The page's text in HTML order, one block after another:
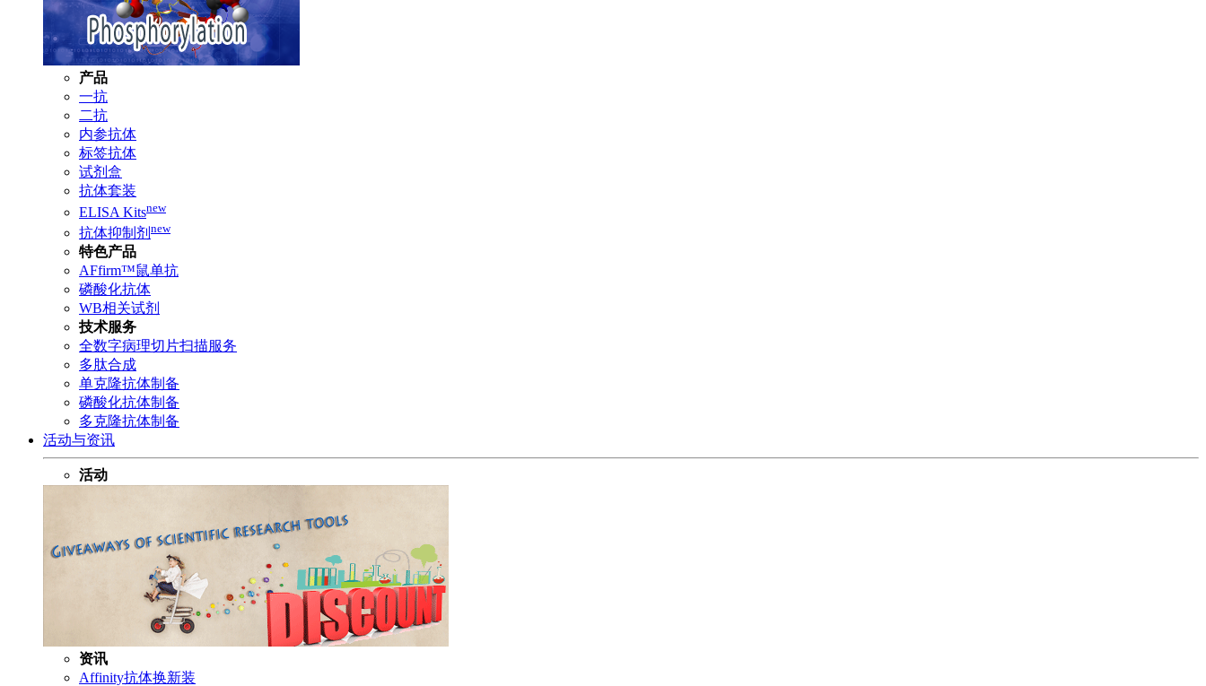
产品
一抗
二抗
内参抗体
标签抗体
试剂盒
抗体套装
ELISA Kitsnew
抗体抑制剂 new
特色产品
AFfirm™鼠单抗
磷酸化抗体
WB相关试剂
技术服务
全数字病理切片扫描服务
多肽合成
单克隆抗体制备
磷酸化抗体制备
多克隆抗体制备
活动与资讯
活动
资讯
Affinity抗体换新装